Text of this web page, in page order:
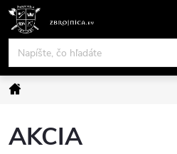
Prejsť
obsah
Domov
AKCIA